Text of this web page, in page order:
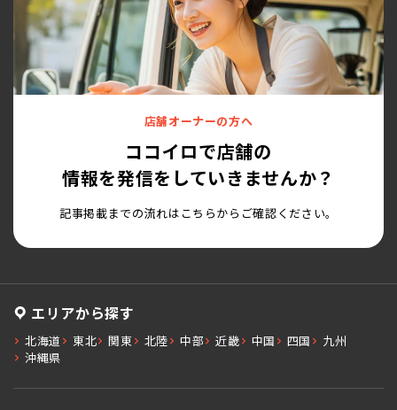
店舗オーナーの方へ
ココイロで店舗の
情報を発信をしていきませんか？
記事掲載までの流れはこちらからご確認ください。
エリアから探す
北海道 東北 関東 北陸 中部 近畿 中国 四国
九州
沖縄県